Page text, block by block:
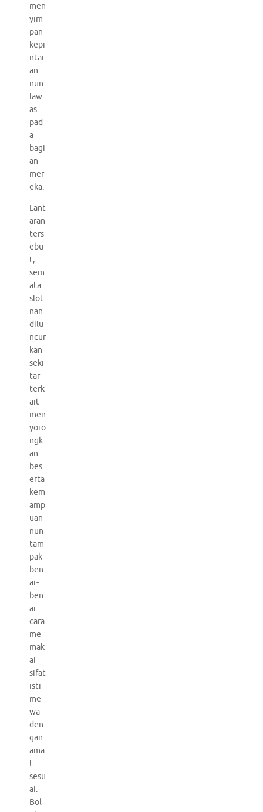
men
yim
pan
kepi
ntar
an
nun
law
as
pad
a
bagi
an
mer
eka.
Lant
aran
ters
ebu
t,
sem
ata
slot
nan
dilu
ncur
kan
seki
tar
terk
ait
men
yoro
ngk
an
bes
erta
kem
amp
uan
nun
tam
pak
ben
ar-
ben
ar
cara
me
mak
ai
sifat
isti
me
wa
den
gan
ama
t
sesu
ai.
Bol